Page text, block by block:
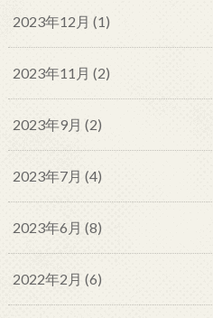
2023年12月 (1)
2023年11月 (2)
2023年9月 (2)
2023年7月 (4)
2023年6月 (8)
2022年2月 (6)